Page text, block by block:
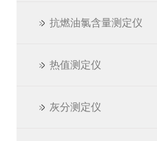
抗燃油氯含量测定仪
热值测定仪
灰分测定仪